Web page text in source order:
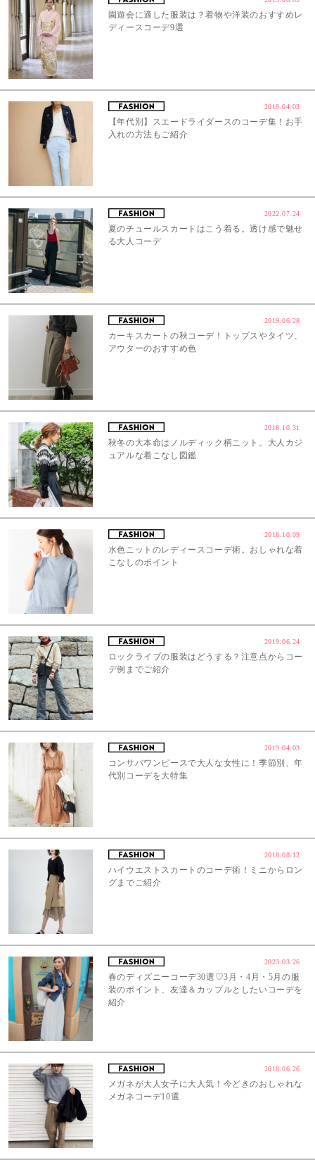
園遊会に適した服装は？着物や洋装のおすすめレ
ディースコーデ9選
2019.04.03
【年代別】スエードライダースのコーデ集！お手
入れの方法もご紹介
2022.07.24
夏のチュールスカートはこう着る。透け感で魅せ
る大人コーデ
2019.06.28
カーキスカートの秋コーデ！トップスやタイツ、
アウターのおすすめ色
2018.10.31
秋冬の大本命はノルディック柄ニット。大人カジ
ュアルな着こなし図鑑
2018.10.09
水色ニットのレディースコーデ術。おしゃれな着
こなしのポイント
2019.06.24
ロックライブの服装はどうする？注意点からコー
デ例までご紹介
2019.04.03
コンサバワンピースで大人な女性に！季節別、年
代別コーデを大特集
2018.08.12
ハイウエストスカートのコーデ術！ミニからロン
グまでご紹介
2023.03.26
春のディズニーコーデ30選♡3月・4月・5月の服
装のポイント、友達＆カップルとしたいコーデを
紹介
2018.06.26
メガネが大人女子に大人気！今どきのおしゃれな
メガネコーデ10選